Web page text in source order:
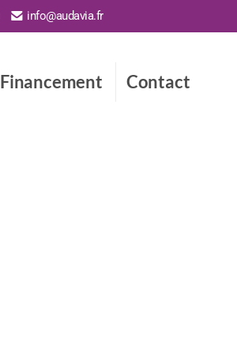
info@audavia.fr
Financement Contact